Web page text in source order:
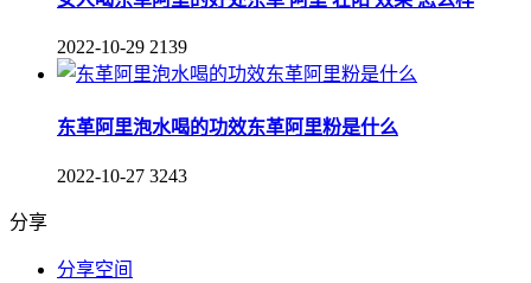
2022-10-29 2139
东革阿里泡水喝的功效东革阿里粉是什么
2022-10-27 3243
分享
分享空间